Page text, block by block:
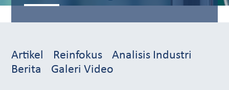
Artikel Reinfokus
Analisis Industri
Berita
Galeri Video